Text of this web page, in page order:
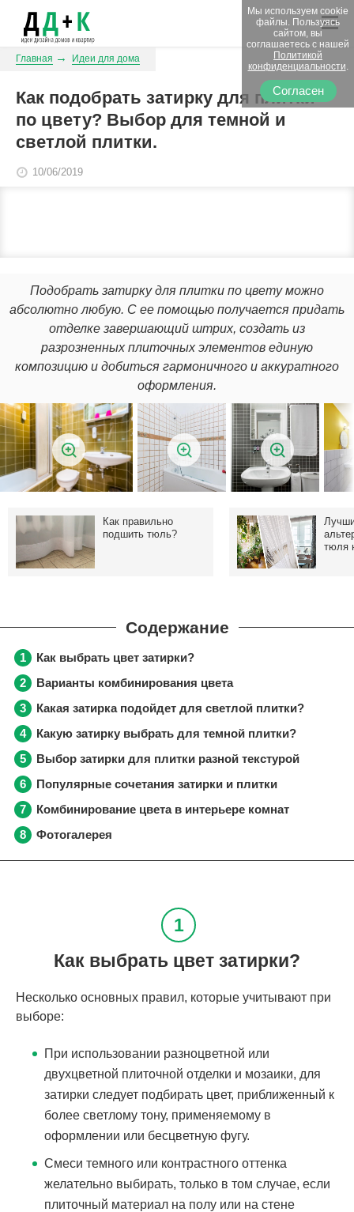
Главная Идеи для дома
Как подобрать затирку для плитки
по цвету? Выбор для темной и
светлой плитки.
10/06/2019
Подобрать затирку для плитки по цвету можно
абсолютно любую. С ее помощью получается придать
отделке завершающий штрих, создать из
разрозненных плиточных элементов единую
композицию и добиться гармоничного и аккуратного
оформления.
Как правильно
подшить тюль?
тюля
Как выбрать цвет затирки?
Варианты комбинирования цвета
Какая затирка подойдет для светлой плитки?
Какую затирку выбрать для темной плитки?
Выбор затирки для плитки разной текстурой
Популярные сочетания затирки и плитки
Комбинирование цвета в интерьере комнат
Фотогалерея
Как выбрать цвет затирки?
Несколько основных правил, которые учитывают при
выборе:
При использовании разноцветной или
двухцветной плиточной отделки и мозаики, для
затирки следует подбирать цвет, приближенный к
более светлому тону, применяемому в
оформлении или бесцветную фугу.
Смеси темного или контрастного оттенка
желательно выбирать, только в том случае, если
плиточный материал на полу или на стене
Мы используем cookie
файлы. Пользуясь
сайтом, вы
соглашаетесь с нашей
Политикой
конфиденциальности.
Согласен